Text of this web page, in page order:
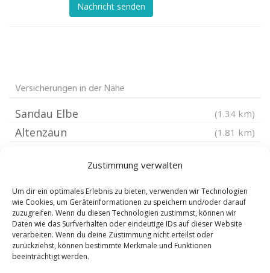
Zustimmung verwalten
Um dir ein optimales Erlebnis zu bieten, verwenden wir Technologien
wie Cookies, um Geräteinformationen zu speichern und/oder darauf
zuzugreifen. Wenn du diesen Technologien zustimmst, können wir
Daten wie das Surfverhalten oder eindeutige IDs auf dieser Website
verarbeiten. Wenn du deine Zustimmung nicht erteilst oder
zurückziehst, können bestimmte Merkmale und Funktionen
beeinträchtigt werden.
Nachricht senden
Versicherungen in der Nähe
Sandau Elbe (1.34 km)
Altenzaun (1.81 km)
Havelberg (3.52 km)
Hohenberg-Krusemark (4.78 km)
Hindenburg bei Stendal (5.7 km)
Iden
Behrendorf Altmark